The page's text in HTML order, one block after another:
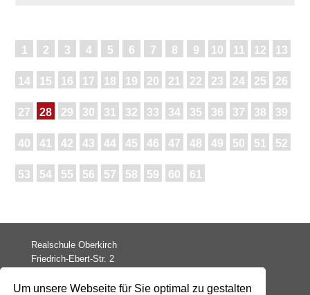
Um unsere Webseite für Sie optimal zu gestalten
1 2 3 4 5 6 7 8 9 10 11 12 13
14 15 16 17 18 19 20 21 22 23 24 25 26
27 28 29 30 31 32 33 34 35 36 37 38 39
40 41 42 43 44 45 46 47 48 49 50 51 52
53 54 55 56 57 58 59 60 61
Realschule Oberkirch
Friedrich-Ebert-Str. 2